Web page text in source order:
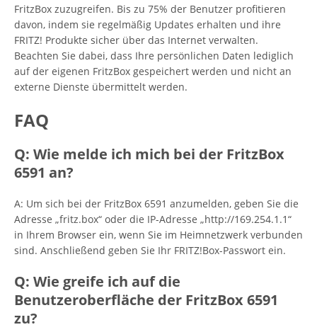
FritzBox zuzugreifen. Bis zu 75% der Benutzer profitieren
davon, indem sie regelmäßig Updates erhalten und ihre
FRITZ! Produkte sicher über das Internet verwalten.
Beachten Sie dabei, dass Ihre persönlichen Daten lediglich
auf der eigenen FritzBox gespeichert werden und nicht an
externe Dienste übermittelt werden.
FAQ
Q: Wie melde ich mich bei der FritzBox
6591 an?
A: Um sich bei der FritzBox 6591 anzumelden, geben Sie die
Adresse „fritz.box“ oder die IP-Adresse „http://169.254.1.1“
in Ihrem Browser ein, wenn Sie im Heimnetzwerk verbunden
sind. Anschließend geben Sie Ihr FRITZ!Box-Passwort ein.
Q: Wie greife ich auf die
Benutzeroberfläche der FritzBox 6591
zu?